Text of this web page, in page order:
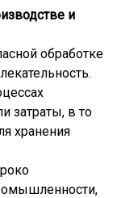
и
обработке
затраты, в то
хранения